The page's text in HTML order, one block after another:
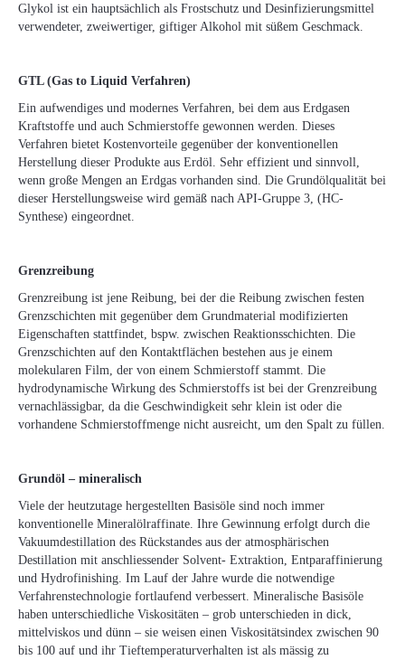
Glykol ist ein hauptsächlich als Frostschutz und Desinfizierungsmittel
verwendeter, zweiwertiger, giftiger Alkohol mit süßem Geschmack.
GTL (Gas to Liquid Verfahren)
Ein aufwendiges und modernes Verfahren, bei dem aus Erdgasen
Kraftstoffe und auch Schmierstoffe gewonnen werden. Dieses
Verfahren bietet Kostenvorteile gegenüber der konventionellen
Herstellung dieser Produkte aus Erdöl. Sehr effizient und sinnvoll,
wenn große Mengen an Erdgas vorhanden sind. Die Grundölqualität bei
dieser Herstellungsweise wird gemäß nach API-Gruppe 3, (HC-
Synthese) eingeordnet.
Grenzreibung
Grenzreibung ist jene Reibung, bei der die Reibung zwischen festen
Grenzschichten mit gegenüber dem Grundmaterial modifizierten
Eigenschaften stattfindet, bspw. zwischen Reaktionsschichten. Die
Grenzschichten auf den Kontaktflächen bestehen aus je einem
molekularen Film, der von einem Schmierstoff stammt. Die
hydrodynamische Wirkung des Schmierstoffs ist bei der Grenzreibung
vernachlässigbar, da die Geschwindigkeit sehr klein ist oder die
vorhandene Schmierstoffmenge nicht ausreicht, um den Spalt zu füllen.
Grundöl – mineralisch
Viele der heutzutage hergestellten Basisöle sind noch immer
konventionelle Mineralölraffinate. Ihre Gewinnung erfolgt durch die
Vakuumdestillation des Rückstandes aus der atmosphärischen
Destillation mit anschliessender Solvent- Extraktion, Entparaffinierung
und Hydrofinishing. Im Lauf der Jahre wurde die notwendige
Verfahrenstechnologie fortlaufend verbessert. Mineralische Basisöle
haben unterschiedliche Viskositäten – grob unterschieden in dick,
mittelviskos und dünn – sie weisen einen Viskositätsindex zwischen 90
bis 100 auf und ihr Tieftemperaturverhalten ist als mässig zu